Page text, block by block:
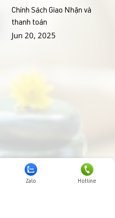
Chính Sách Giao Nhận và
thanh toán
Jun 20, 2025
Zalo Hotline